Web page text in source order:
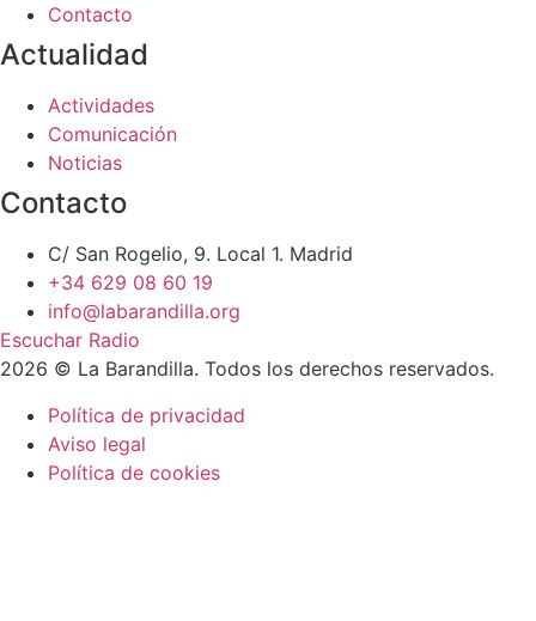
Contacto
Actualidad
Actividades
Comunicación
Noticias
Contacto
C/ San Rogelio, 9. Local 1. Madrid
+34 629 08 60 19
info@labarandilla.org
Escuchar Radio
2026 © La Barandilla. Todos los derechos reservados.
Política de privacidad
Aviso legal
Política de cookies